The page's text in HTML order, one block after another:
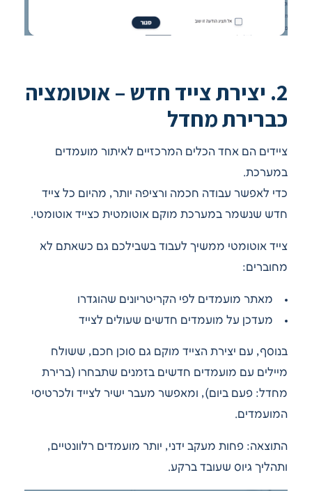
2. יצירת צייד חדש – אוטומציה
כברירת מחדל
ציידים הם אחד הכלים המרכזיים לאיתור מועמדים
במערכת.
כדי לאפשר עבודה חכמה ורציפה יותר, מהיום כל צייד
חדש שנשמר במערכת מוקם אוטומטית כצייד אוטומטי.
צייד אוטומטי ממשיך לעבוד בשבילכם גם כשאתם לא
מחוברים:
מאתר מועמדים לפי הקריטריונים שהוגדרו
מעדכן על מועמדים חדשים שעולים לצייד
בנוסף, עם יצירת הצייד מוקם גם סוכן חכם, ששולח
מיילים עם מועמדים חדשים בזמנים שתבחרו (ברירת
מחדל: פעם ביום), ומאפשר מעבר ישיר לצייד ולכרטיסי
המועמדים.
התוצאה: פחות מעקב ידני, יותר מועמדים רלוונטיים,
ותהליך גיוס שעובד ברקע.